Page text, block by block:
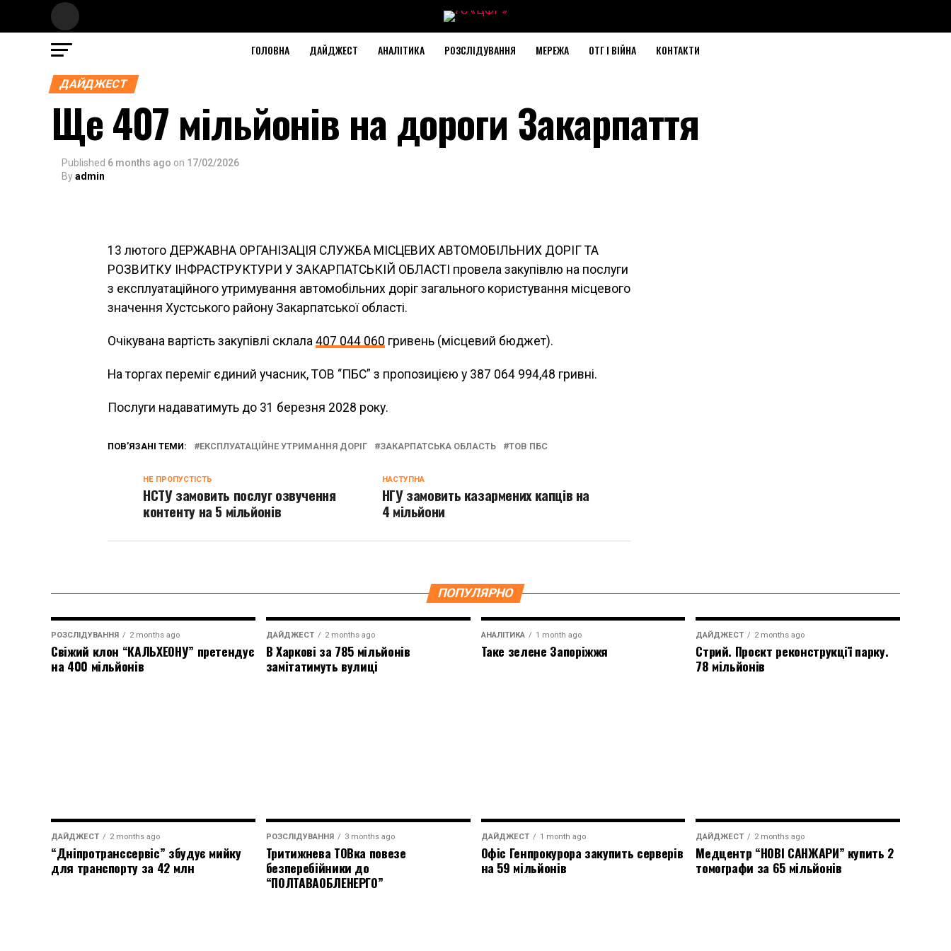
ГОЛОВНА ДАЙДЖЕСТ АНАЛІТИКА РОЗСЛІДУВАННЯ МЕРЕЖА ОТГ І ВІЙНА КОНТАКТИ
ДАЙДЖЕСТ
Ще 407 мільйонів на дороги Закарпаття
Published 6 months ago on 17/02/2026
Byadmin
13 лютого ДЕРЖАВНА ОРГАНІЗАЦІЯ СЛУЖБА МІСЦЕВИХ АВТОМОБІЛЬНИХ ДОРІГ ТА
РОЗВИТКУ ІНФРАСТРУКТУРИ У ЗАКАРПАТСЬКІЙ ОБЛАСТІ провела закупівлю на послуги
з експлуатаційного утримування автомобільних доріг загального користування місцевого
значення Хустського району Закарпатської області.
Очікувана вартість закупівлі склала 407 044 060 гривень (місцевий бюджет).
На торгах переміг єдиний учасник, ТОВ “ПБС” з пропозицією у 387 064 994,48 гривні.
Послуги надаватимуть до 31 березня 2028 року.
ПОВ’ЯЗАНІ ТЕМИ: ЕКСПЛУАТАЦІЙНЕ УТРИМАННЯ ДОРІГ ЗАКАРПАТСЬКА ОБЛАСТЬ ТОВ ПБС
НАСТУПНА
НГУ замовить казармених капців на
4 мільйони
НЕ ПРОПУСТІСТЬ
НСТУ замовить послуг озвучення
контенту на 5 мільйонів
ПОПУЛЯРНО
РОЗСЛІДУВАННЯ 2 months ago
Свіжий клон “КАЛЬХЕОНУ” претендує
на 400 мільйонів
ДАЙДЖЕСТ 2 months ago
В Харкові за 785 мільйонів
замітатимуть вулиці
АНАЛІТИКА 1 month ago
Таке зелене Запоріжжя
ДАЙДЖЕСТ 2 months ago
Стрий. Проєкт реконструкції парку.
78 мільйонів
ДАЙДЖЕСТ 2 months ago
“Дніпротранссервіс” збудує мийку
для транспорту за 42 млн
РОЗСЛІДУВАННЯ 3 months ago
Тритижнева ТОВка повезе
безперебійники до
“ПОЛТАВАОБЛЕНЕРГО”
ДАЙДЖЕСТ 1 month ago
Офіс Генпрокурора закупить серверів
на 59 мільйонів
ДАЙДЖЕСТ 2 months ago
Медцентр “НОВІ САНЖАРИ” купить 2
томографи за 65 мільйонів